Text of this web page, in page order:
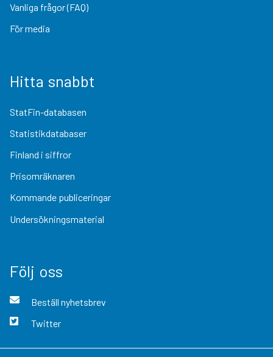
Vanliga frågor (FAQ)
För media
Hitta snabbt
StatFin-databasen
Statistikdatabaser
Finland i siffror
Prisomräknaren
Kommande publiceringar
Undersökningsmaterial
Följ oss
Beställ nyhetsbrev
Twitter